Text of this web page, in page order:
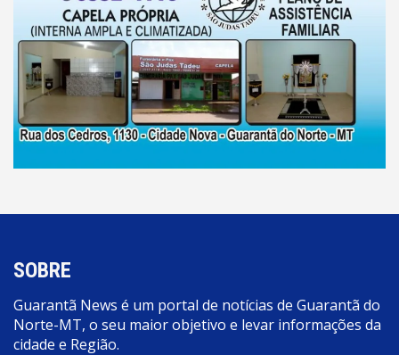
SOBRE
Guarantã News é um portal de notícias de Guarantã do
Norte-MT, o seu maior objetivo e levar informações da
cidade e Região.